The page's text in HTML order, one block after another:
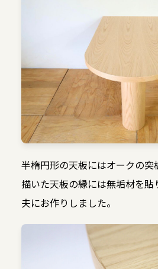
半楕円形の天板にはオークの突
描いた天板の縁には無垢材を貼
夫にお作りしました。